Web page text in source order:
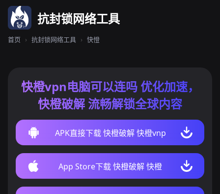
抗封锁网络工具
首页 › 抗封锁网络工具 › 快憕
快橙vpn电脑可以连吗 优化加速，
快橙破解 流畅解锁全球内容
APK直接下载 快橙破解 快橙vnp
App Store下载 快橙破解 快橙